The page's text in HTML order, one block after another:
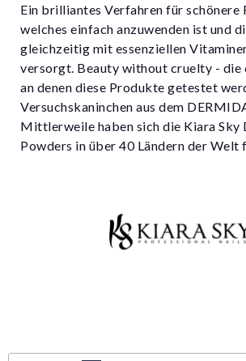
Ein brilliantes Verfahren für schönere
welches einfach anzuwenden ist und
gleichzeitig mit essenziellen
versorgt. Beauty without cruelty - die
an denen diese Produkte getestet
Versuchskaninchen aus dem
Mittlerweile haben sich die Kiara Sky
Powders in über 40 Ländern der Welt